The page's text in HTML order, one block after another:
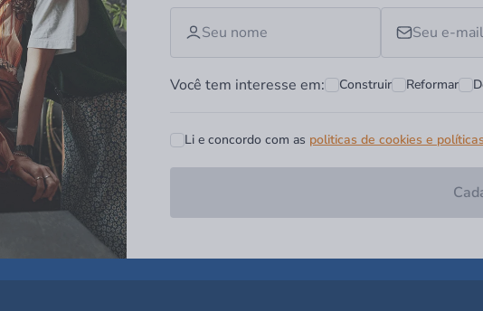
Você tem interesse em: Construir Reformar
Li e concordo com as politicas de cookies e